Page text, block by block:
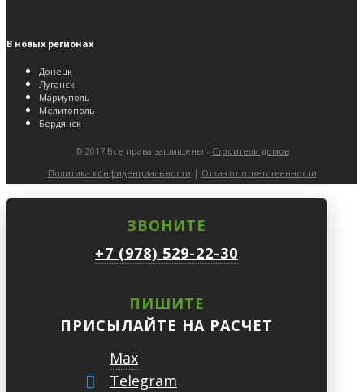
В новых регионах
Донецк
Луганск
Мариуполь
Мелитополь
Бердянск
© 2017 Все права защищены - Строители домов
Политика конфиденциальности | Отказ от ответственности
ЗВОНИТЕ
+7 (978) 529-22-30
ПИШИТЕ
ПРИСЫЛАЙТЕ НА РАСЧЕТ
Max
Telegram